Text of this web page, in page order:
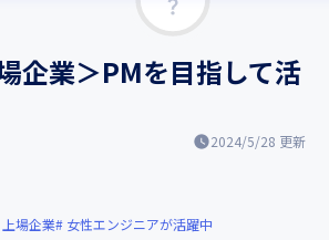
企業＞PMを目指して活
2024/5/28 更新
上場企業 女性エンジニアが活躍中